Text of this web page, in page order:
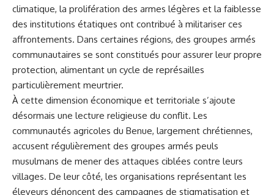
climatique, la prolifération des armes légères et la faiblesse
des institutions étatiques ont contribué à militariser ces
affrontements. Dans certaines régions, des groupes armés
communautaires se sont constitués pour assurer leur propre
protection, alimentant un cycle de représailles
particulièrement meurtrier.
À cette dimension économique et territoriale s’ajoute
désormais une lecture religieuse du conflit. Les
communautés agricoles du Benue, largement chrétiennes,
accusent régulièrement des groupes armés peuls
musulmans de mener des attaques ciblées contre leurs
villages. De leur côté, les organisations représentant les
éleveurs dénoncent des campagnes de stigmatisation et